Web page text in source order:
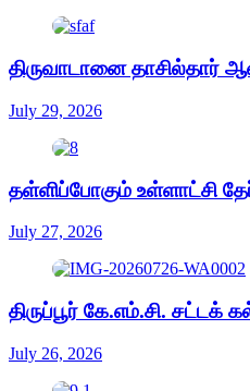
திருவாடானை தாசில்தார்
July 29, 2026
தள்ளிப்போகும் உள்ளாட்சி
July 27, 2026
திருப்பூர் கே.எம்.சி.
July 26, 2026